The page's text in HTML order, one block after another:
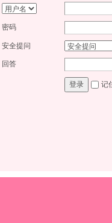
密码
安全提问
回答
登录 记